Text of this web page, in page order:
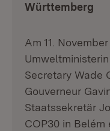
Württemberg
Am 11.
Secretary Wade
Gouverneur
Staatssekretär
COP30 in Belém